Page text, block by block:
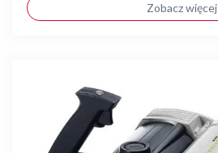
Zobacz więcej